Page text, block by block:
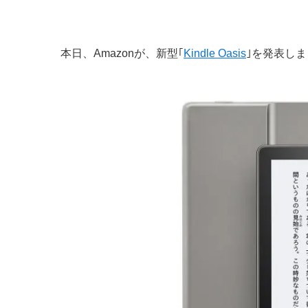
本日、Amazonが、新型｢ Kindle Oasis ｣を発表し